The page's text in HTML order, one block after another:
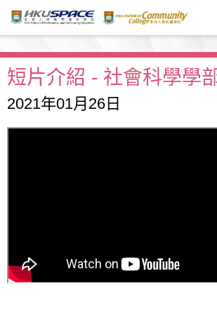
主
容短片介紹 - 社會科學學
2021年01月26日